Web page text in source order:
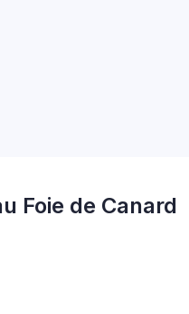
Foie de Canard